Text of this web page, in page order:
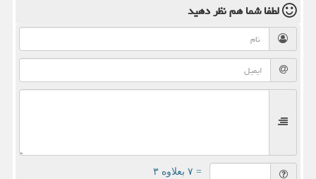
لطفا شما همنظر دهید
= ۷ بعلاوه ۳